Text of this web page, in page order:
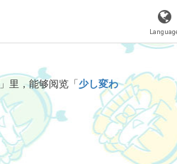
」里，能够阅览「少し変わ